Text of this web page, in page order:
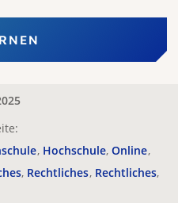
Hochschule Online
Rechtliches Rechtliches